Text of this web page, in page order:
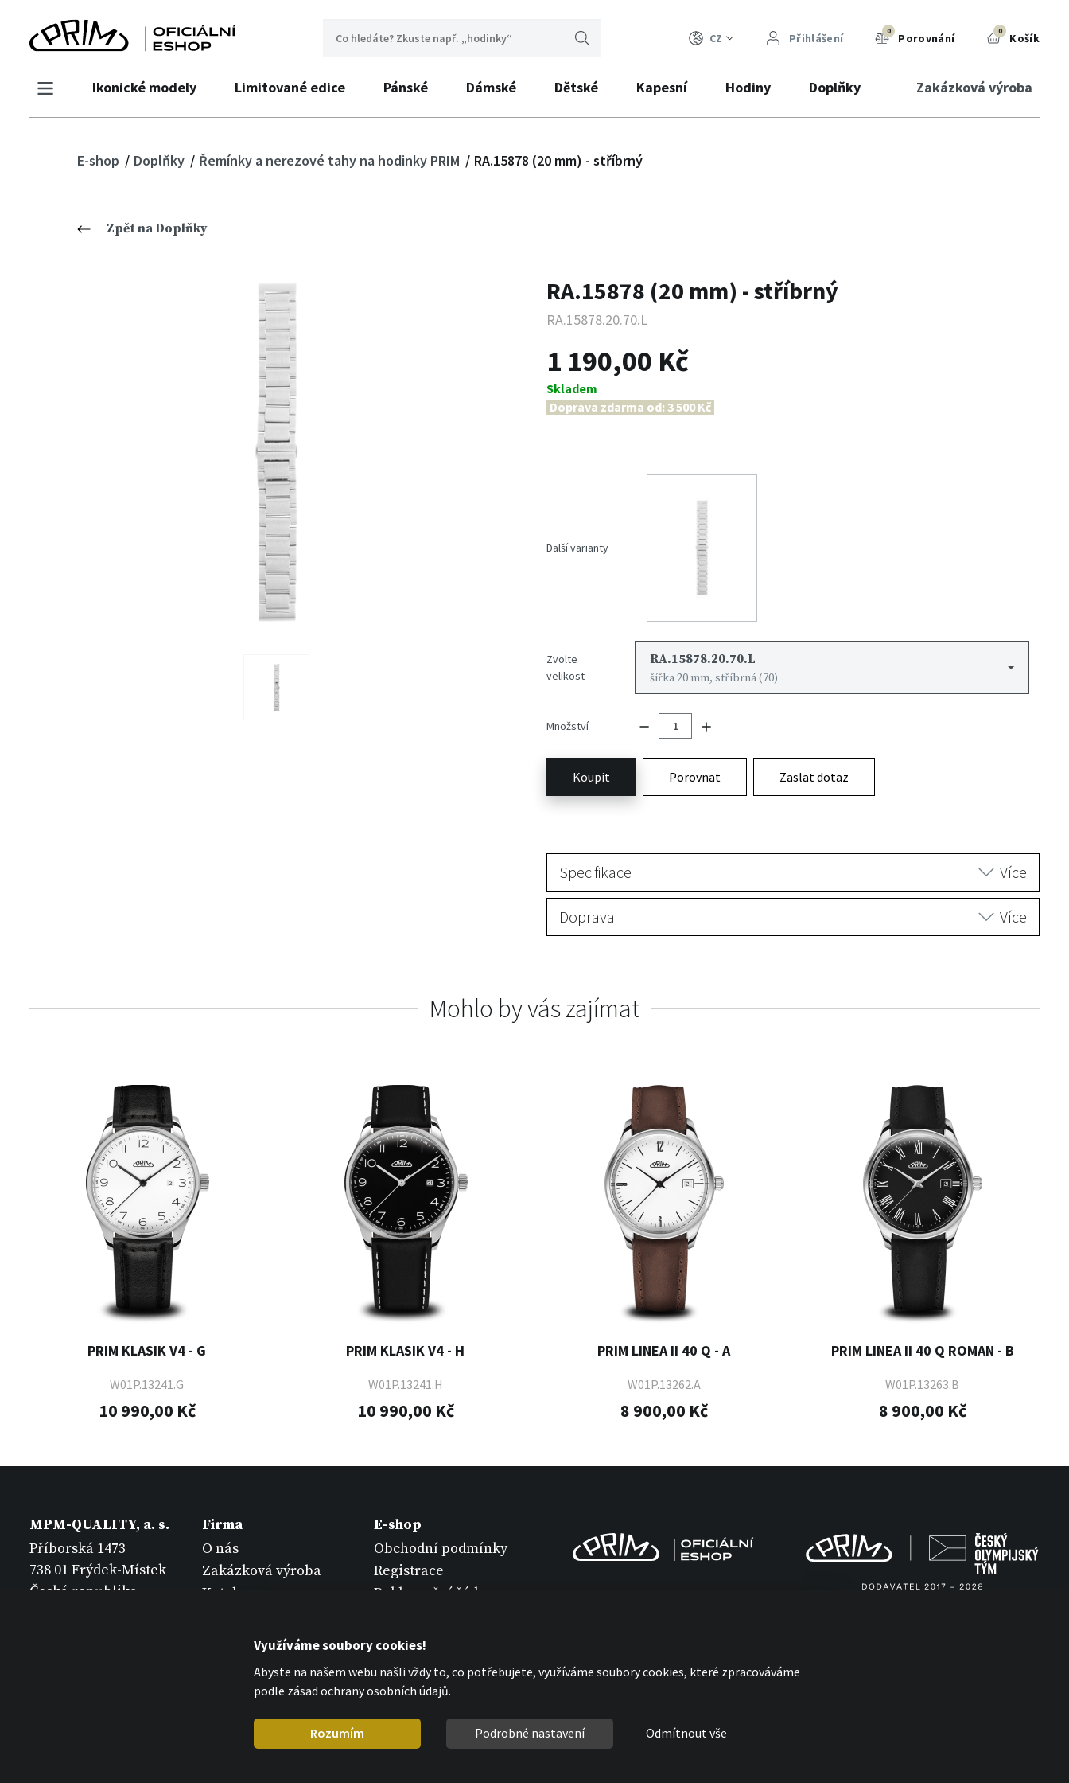
CZ Přihlášení 0 Porovnání 0 Košík
Ikonické modely Limitované edice Pánské Dámské Dětské Kapesní Hodiny Doplňky Zakázková výroba
E-shop Doplňky Řemínky a nerezové tahy na hodinky PRIM RA.15878 (20 mm) - stříbrný
Zpět na Doplňky
RA.15878 (20 mm) - stříbrný
RA.15878.20.70.L
1 190,00 Kč
Skladem
Doprava zdarma od: 3 500 Kč
Další varianty
Zvolte
velikost
RA.15878.20.70.L
šířka 20 mm, stříbrná (70)
Množství
Koupit Porovnat Zaslat dotaz
Specifikace Více
Doprava Více
Mohlo by vás zajímat
PRIM KLASIK V4 - G
W01P.13241.G
10 990,00 Kč
PRIM KLASIK V4 - H
W01P.13241.H
10 990,00 Kč
PRIM LINEA II 40 Q - A
W01P.13262.A
8 900,00 Kč
PRIM LINEA II 40 Q ROMAN - B
W01P.13263.B
8 900,00 Kč
MPM-QUALITY, a. s.
Příborská 1473
738 01 Frýdek-Místek
Česká republika
Firma
O nás
Zakázková výroba
Katalogy
E-shop
Obchodní podmínky
Registrace
Reklamační řád
Údržba hodinek
údajů
Využíváme soubory cookies!
Abyste na našem webu našli vždy to, co potřebujete, využíváme soubory cookies, které zpracováváme
podle zásad ochrany osobních údajů.
Rozumím Podrobné nastavení Odmítnout vše